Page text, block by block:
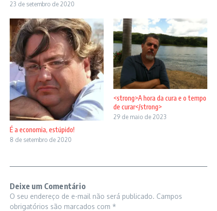
23 de setembro de 2020
É a economia, estúpido!
8 de setembro de 2020
<strong>A hora da cura e o tempo
de curar</strong>
29 de maio de 2023
Deixe um Comentário
O seu endereço de e-mail não será publicado. Campos
obrigatórios são marcados com *